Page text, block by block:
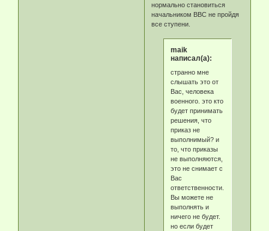
нормально становиться
начальником ВВС не пройдя
все ступени.
maik
написал(а):
странно мне
слышать это от
Вас, человека
военного. это кто
будет принимать
решения, что
приказ не
выполнимый? и
то, что приказы
не выполняются,
это не снимает с
Вас
ответственности.
Вы можете не
выполнять и
ничего не будет.
но если будет